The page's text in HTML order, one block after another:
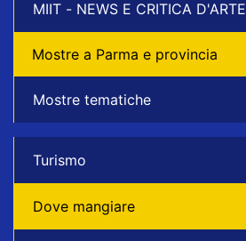
MIIT - NEWS E CRITICA D'ARTE
Mostre a Parma e provincia
Mostre tematiche
Turismo
Dove mangiare